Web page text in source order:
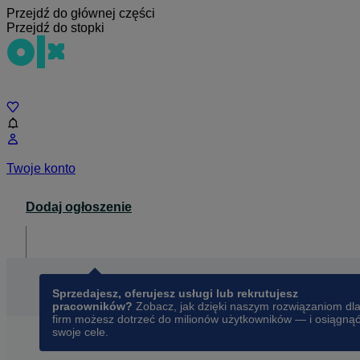
Przejdź do głównej części
Przejdź do stopki
Twoje konto
Dodaj ogłoszenie
Sprzedajesz, oferujesz usługi lub rekrutujesz
pracowników? Zobacz, jak dzięki naszym rozwiązaniom dla
firm możesz dotrzeć do milionów użytkowników — i osiągnąć
swoje cele.